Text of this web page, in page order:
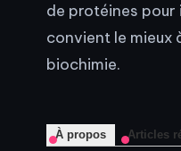
de protéines
convient le mieux
biochimie.
À propos Articles